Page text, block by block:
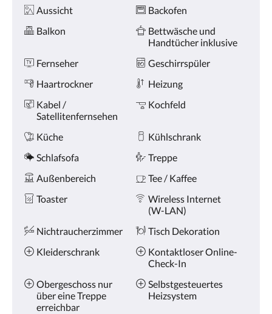
oder
Weiter,
um
Bilder
Ausstattung
Aussicht
Backofen
Balkon
Bettwäsche und
Handtücher inklusive
Fernseher
Geschirrspüler
Haartrockner
Heizung
Kabel /
Satellitenfernsehen
Kochfeld
Küche
Kühlschrank
Schlafsofa
Treppe
Außenbereich
Tee / Kaffee
Toaster
Wireless Internet
(W-LAN)
Nichtraucherzimmer
Tisch Dekoration
Kleiderschrank
Kontaktloser Online-
Check-In
Obergeschoss nur
über eine Treppe
erreichbar
Selbstgesteuertes
Heizsystem